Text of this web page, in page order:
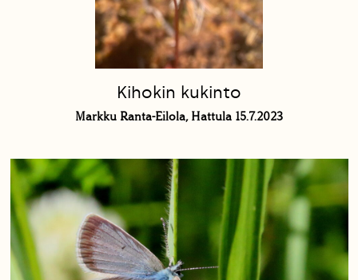
Kihokin kukinto
Markku Ranta-Eilola, Hattula 15.7.2023